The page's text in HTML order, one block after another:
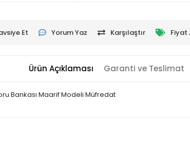
Et Yorum Yaz Karşılaştır Fiyat
Ürün Açıklaması Garanti ve Teslimat
Bankası Maarif Modeli Müfredat